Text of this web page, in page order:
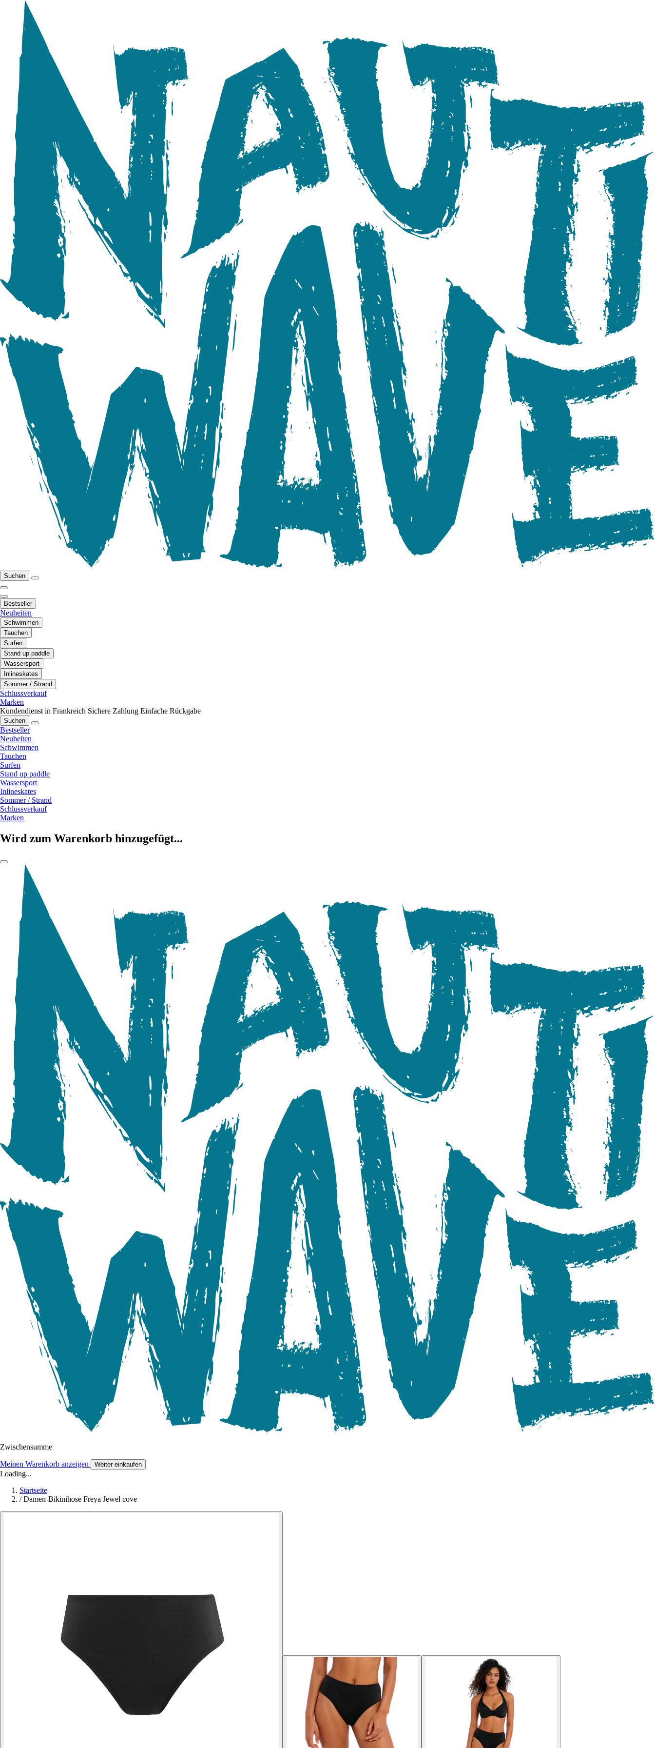
Suchen
Bestseller
Neuheiten
Schwimmen
Tauchen
Surfen
Stand up paddle
Wassersport
Inlineskates
Sommer / Strand
Schlussverkauf
Marken
Kundendienst in Frankreich Sichere Zahlung Einfache Rückgabe
Suchen
Bestseller
Neuheiten
Schwimmen
Tauchen
Surfen
Stand up paddle
Wassersport
Inlineskates
Sommer / Strand
Schlussverkauf
Marken
Wird zum Warenkorb hinzugefügt...
Zwischensumme
Meinen Warenkorb anzeigen Weiter einkaufen
Loading...
Startseite
/ Damen-Bikinihose Freya Jewel cove